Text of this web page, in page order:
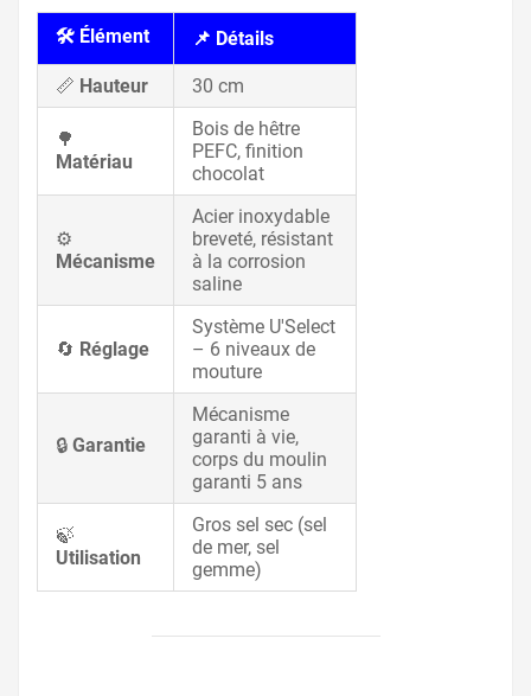
🛠️ Élément 📌 Détails
📏 Hauteur 30 cm
🌳
Matériau
Bois de hêtre
PEFC, finition
chocolat
⚙️
Mécanisme
Acier inoxydable
breveté, résistant
à la corrosion
saline
🔄 Réglage
Système U'Select
– 6 niveaux de
mouture
🔒 Garantie
Mécanisme
garanti à vie,
corps du moulin
garanti 5 ans
🍃
Utilisation
Gros sel sec (sel
de mer, sel
gemme)